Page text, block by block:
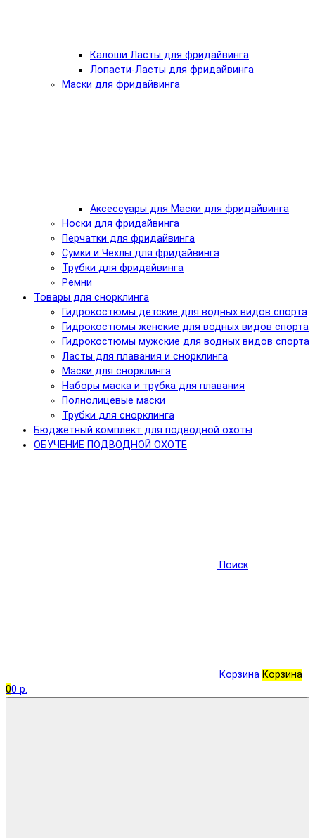
Калоши Ласты для фридайвинга
Лопасти-Ласты для фридайвинга
Маски для фридайвинга
Аксессуары для Маски для фридайвинга
Носки для фридайвинга
Перчатки для фридайвинга
Сумки и Чехлы для фридайвинга
Трубки для фридайвинга
Ремни
Товары для снорклинга
Гидрокостюмы детские для водных видов спорта
Гидрокостюмы женские для водных видов спорта
Гидрокостюмы мужские для водных видов спорта
Ласты для плавания и снорклинга
Маски для снорклинга
Наборы маска и трубка для плавания
Полнолицевые маски
Трубки для снорклинга
Бюджетный комплект для подводной охоты
ОБУЧЕНИЕ ПОДВОДНОЙ ОХОТЕ
Поиск
Корзина Корзина
00 р.